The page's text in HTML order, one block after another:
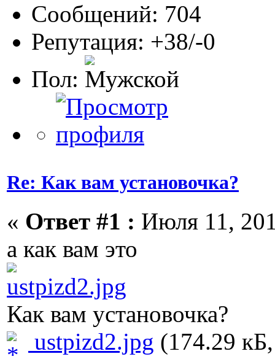
Сообщений: 704
Репутация: +38/-0
Пол:
Re: Как вам установочка?
« Ответ #1 : Июля 11,
а как вам это
Как вам установочка?
ustpizd2.jpg (174.29